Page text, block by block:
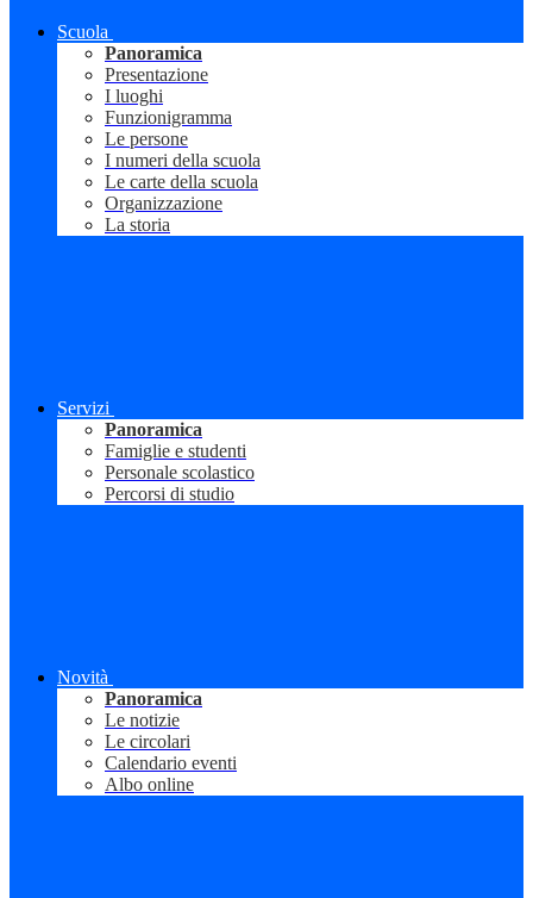
Scuola
Panoramica
Presentazione
I luoghi
Funzionigramma
Le persone
I numeri della scuola
Le carte della scuola
Organizzazione
La storia
Servizi
Panoramica
Famiglie e studenti
Personale scolastico
Percorsi di studio
Novità
Panoramica
Le notizie
Le circolari
Calendario eventi
Albo online